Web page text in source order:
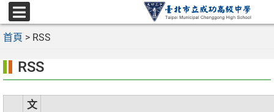
跳
至
主
容
區
選
單
首頁 > RSS
RSS
文